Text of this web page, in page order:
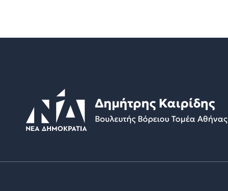
Δημήτρης Καιρίδης
Βουλευτής Βόρειου Τομέα Αθήνας